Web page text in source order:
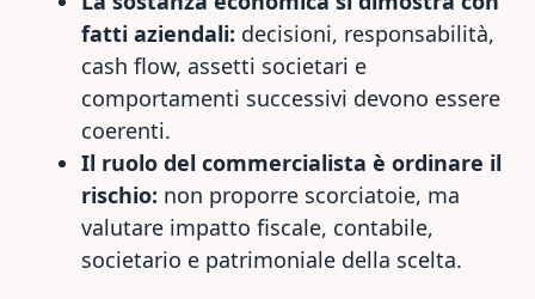
fatti aziendali: decisioni, responsabilità,
cash flow, assetti societari e
comportamenti successivi devono essere
coerenti.
Il ruolo del commercialista è ordinare il
rischio: non proporre scorciatoie, ma
valutare impatto fiscale, contabile,
societario e patrimoniale della scelta.